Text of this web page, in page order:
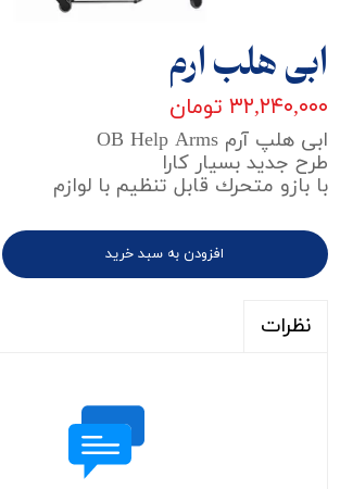
ابی هلب ارم
۳۲,۲۴۰,۰۰۰ تومان
ابی هلپ آرم OB Help Arms
طرح جديد بسيار کارا
با بازو متحرك قابل تنظيم با لوازم
افزودن به سبد خرید
نظرات